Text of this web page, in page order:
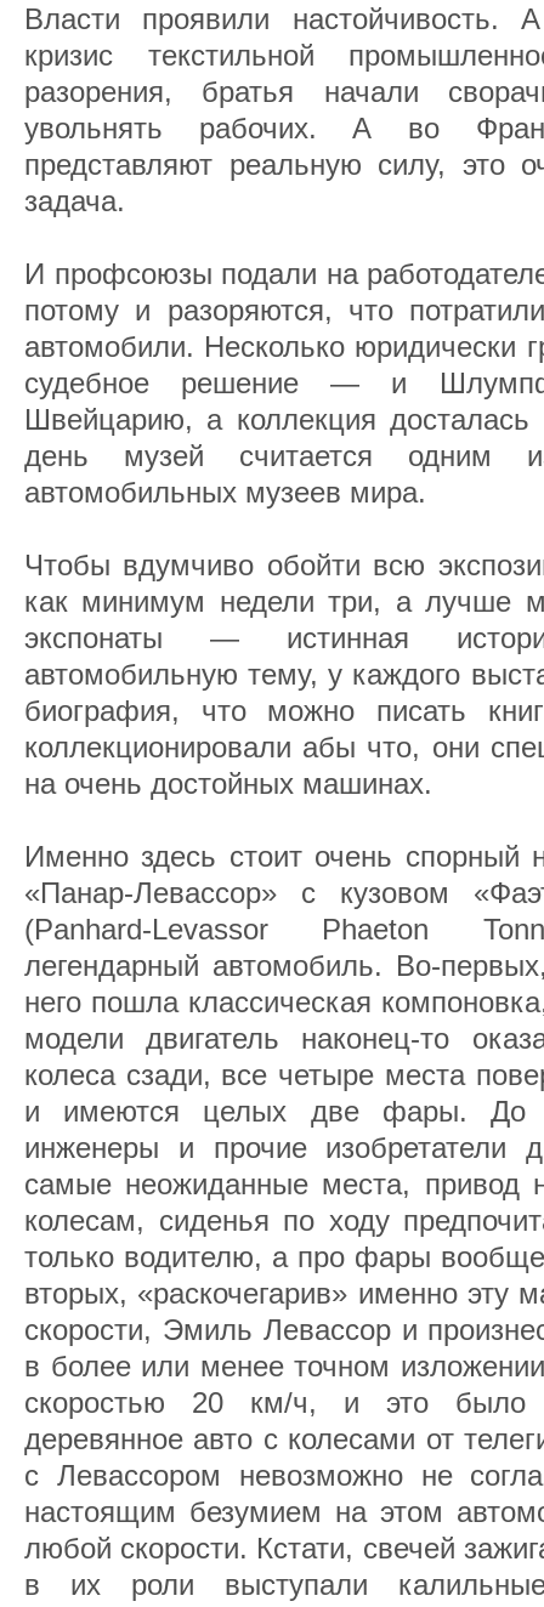
Власти проявили настойчивость.
кризис текстильной
разорения, братья начали
увольнять рабочих. А во
представляют реальную силу, это
задача.
И профсоюзы подали на
потому и разоряются, что
автомобили. Несколько юридически
судебное решение — и
Швейцарию, а коллекция досталась
день музей считается одним
автомобильных музеев мира.
Чтобы вдумчиво обойти всю
как минимум недели три, а лучше
экспонаты — истинная
автомобильную тему, у каждого
биография, что можно писать
коллекционировали абы что, они
на очень достойных машинах.
Именно здесь стоит очень спорный
«Панар-Левассор» с кузовом
(Panhard-Levassor Phaeton
легендарный автомобиль. Во-
него пошла классическая
модели двигатель наконец-то
колеса сзади, все четыре места
и имеются целых две фары. До
инженеры и прочие изобретатели
самые неожиданные места, привод
колесам, сиденья по ходу
только водителю, а про фары
вторых, «раскочегарив» именно эту
скорости, Эмиль Левассор и
в более или менее точном
скоростью 20 км/ч, и это было
деревянное авто с колесами от
с Левассором невозможно не
настоящим безумием на этом
любой скорости. Кстати, свечей
в их роли выступали